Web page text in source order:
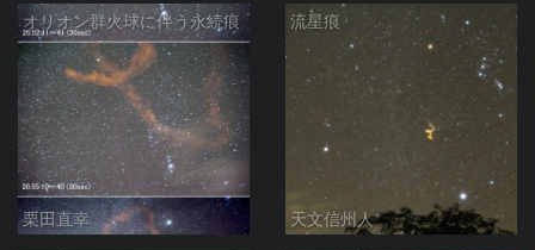
オリオン群火球に伴う永続痕
栗田直幸
流星痕
天文信州人